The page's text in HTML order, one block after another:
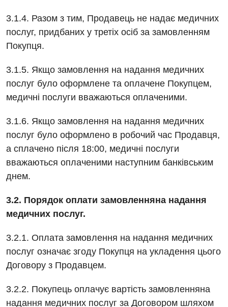
Офтальмологічне відділення
Проктологія
Пульмонологія
Ревматологія
Травматологія і ортопедія
Урологія
Фізіотерапія
Для дітей
Дитяча алергологія
Дитяча гастроентерологія
Дитяча дерматовенерологія
3.1.4. Разом з тим, Продавець не надає медичних
послуг, придбаних у третіх осіб за замовленням
Покупця.
3.1.5. Якщо замовлення на надання медичних
послуг було оформлене та оплачене Покупцем,
медичні послуги вважаються оплаченими.
3.1.6. Якщо замовлення на надання медичних
послуг було оформлено в робочий час Продавця,
а сплачено після 18:00, медичні послуги
вважаються оплаченими наступним банківським
днем.
3.2. Порядок оплати замовленняна надання
медичних послуг.
3.2.1. Оплата замовлення на надання медичних
послуг означає згоду Покупця на укладення цього
Договору з Продавцем.
3.2.2. Покупець оплачує вартість замовленняна
надання медичних послуг за Договором шляхом